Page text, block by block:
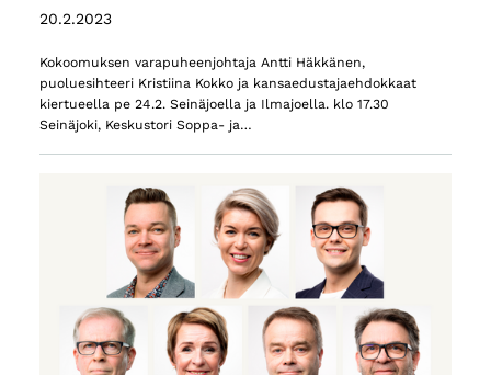
20.2.2023
Kokoomuksen varapuheenjohtaja Antti Häkkänen,
puoluesihteeri Kristiina Kokko ja kansaedustajaehdokkaat
kiertueella pe 24.2. Seinäjoella ja Ilmajoella. klo 17.30
Seinäjoki, Keskustori Soppa- ja…